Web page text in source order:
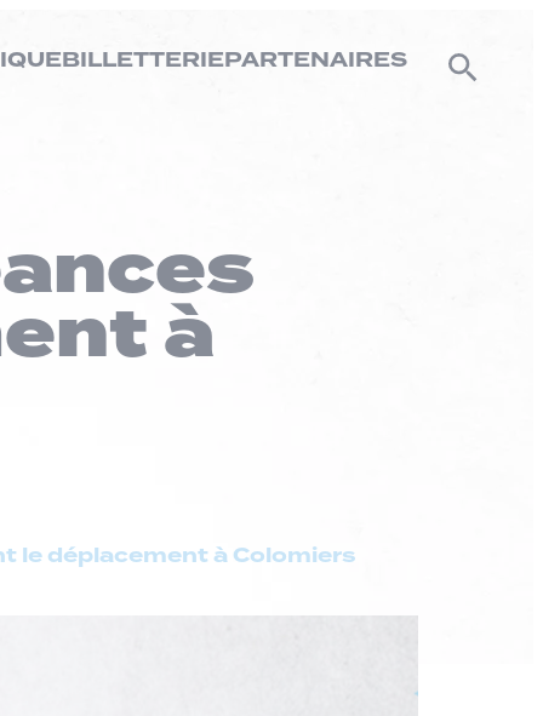
BILLETTERIEPARTENAIRES
à
le déplacement à Colomiers